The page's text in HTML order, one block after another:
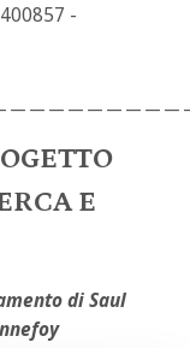
-
E
di Saul